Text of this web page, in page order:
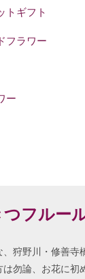
トギフト
フラワー
ー
フルー
狩野川・修善寺
は勿論、お花に初